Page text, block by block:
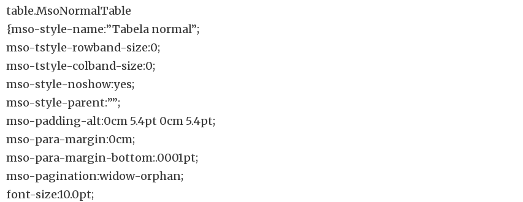
table.MsoNormalTable
{mso-style-name:”Tabela normal”;
mso-tstyle-rowband-size:0;
mso-tstyle-colband-size:0;
mso-style-noshow:yes;
mso-style-parent:””;
mso-padding-alt:0cm 5.4pt 0cm 5.4pt;
mso-para-margin:0cm;
mso-para-margin-bottom:.0001pt;
mso-pagination:widow-orphan;
font-size:10.0pt;